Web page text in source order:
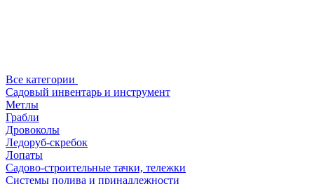
Все категории
Садовый инвентарь и инструмент
Метлы
Грабли
Дровоколы
Ледоруб-скребок
Лопаты
Садово-строительные тачки, тележки
Системы полива и принадлежности